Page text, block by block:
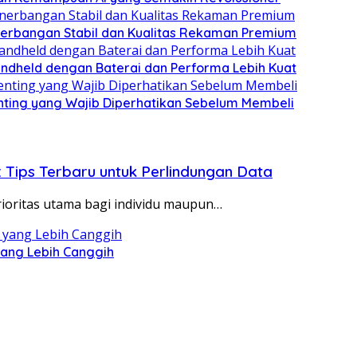
Stabil dan Kualitas Rekaman Premium
dengan Baterai dan Performa Lebih Kuat
yang Wajib Diperhatikan Sebelum Membeli
Terbaru untuk Perlindungan Data
utama bagi individu maupun…
Lebih Canggih